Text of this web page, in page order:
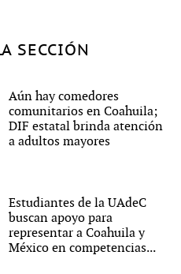
SECCIÓN
Aún hay comedores
comunitarios en Coahuila;
DIF estatal brinda atención
a adultos mayores
Estudiantes de la UAdeC
buscan apoyo para
representar a Coahuila y
México en competencias...